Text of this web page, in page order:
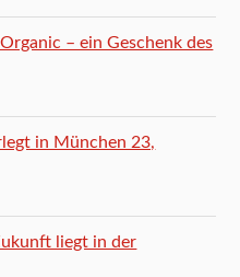
– ein Geschenk des
in München 23,
liegt in der